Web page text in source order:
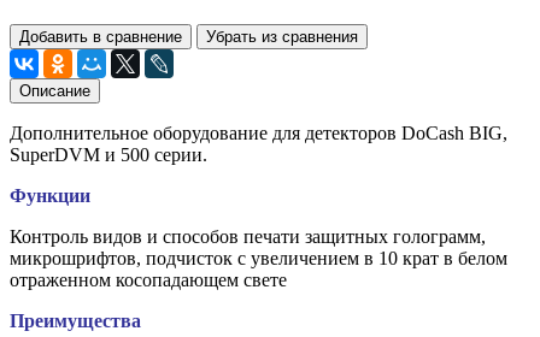
Добавить в сравнение Убрать из сравнения
Описание
Дополнительное оборудование для детекторов DoCash BIG,
SuperDVM и 500 серии.
Функции
Контроль видов и способов печати защитных голограмм,
микрошрифтов, подчисток с увеличением в 10 крат в белом
отраженном косопадающем свете
Преимущества